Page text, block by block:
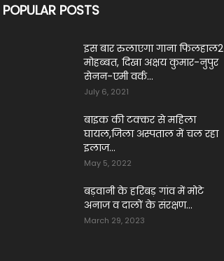
POPULAR POSTS
इस बार रुलाएगा गाना फिलहाल2
मोहब्बत, दिखा अक्षय कुमार-नुपुर
सेनन-एमी वर्क...
July 6, 2021
बाइक की टक्कर से महिला
घायल,जिला अस्पताल में चल रहा
इलाज...
May 5, 2022
बड़वानी के हरिबड़ गांव में मोटे
अनाज व दालों के संरक्षण...
March 29, 2023